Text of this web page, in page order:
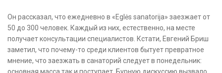
Он рассказал, что ежедневно в «Eglės sanatorija» заезжает от
50 до 300 человек. Каждый из них, естественно, на месте
получает консультации специалистов. Кстати, Евгений Бриш
заметил, что почему-то среди клиентов бытует превратное
мнение, что заезжать в санаторий следует в понедельник: